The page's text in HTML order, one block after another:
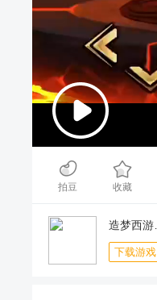
00:00/02:40
拍豆 收藏
下载游戏